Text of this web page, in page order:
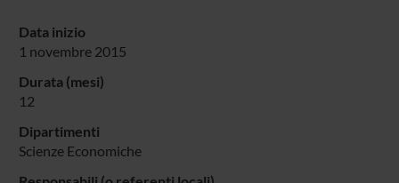
Data inizio
1 novembre 2015
Durata (mesi)
12
Dipartimenti
Scienze Economiche